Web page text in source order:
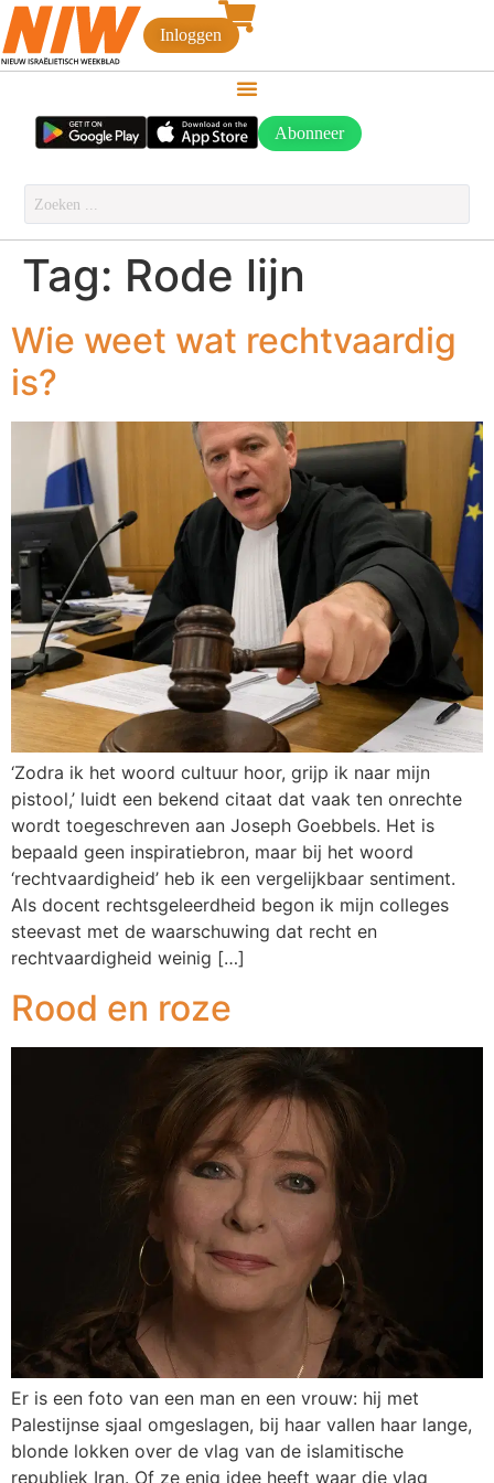
Inloggen
Abonneer
Tag: Rode lijn
Wie weet wat rechtvaardig
is?
‘Zodra ik het woord cultuur hoor, grijp ik naar mijn
pistool,’ luidt een bekend citaat dat vaak ten onrechte
wordt toegeschreven aan Joseph Goebbels. Het is
bepaald geen inspiratiebron, maar bij het woord
‘rechtvaardigheid’ heb ik een vergelijkbaar sentiment.
Als docent rechtsgeleerdheid begon ik mijn colleges
steevast met de waarschuwing dat recht en
rechtvaardigheid weinig […]
Rood en roze
Er is een foto van een man en een vrouw: hij met
Palestijnse sjaal omgeslagen, bij haar vallen haar lange,
blonde lokken over de vlag van de islamitische
republiek Iran. Of ze enig idee heeft waar die vlag